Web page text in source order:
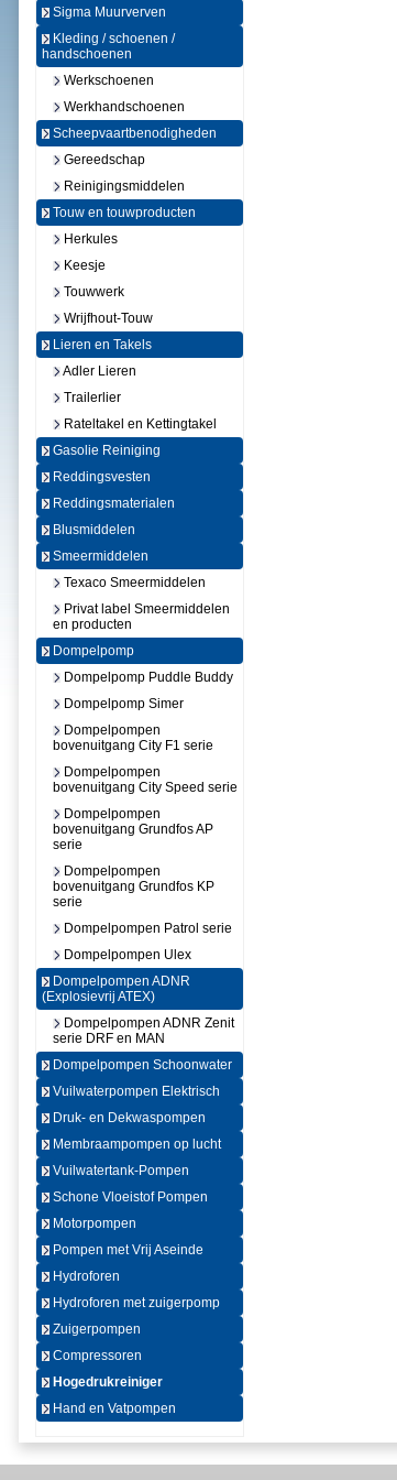
Sigma Muurverven
Kleding / schoenen /
handschoenen
Werkschoenen
Werkhandschoenen
Scheepvaartbenodigheden
Gereedschap
Reinigingsmiddelen
Touw en touwproducten
Herkules
Keesje
Touwwerk
Wrijfhout-Touw
Lieren en Takels
Adler Lieren
Trailerlier
Rateltakel en Kettingtakel
Gasolie Reiniging
Reddingsvesten
Reddingsmaterialen
Blusmiddelen
Smeermiddelen
Texaco Smeermiddelen
Privat label Smeermiddelen
en producten
Dompelpomp
Dompelpomp Puddle Buddy
Dompelpomp Simer
Dompelpompen
bovenuitgang City F1 serie
Dompelpompen
bovenuitgang City Speed serie
Dompelpompen
bovenuitgang Grundfos AP
serie
Dompelpompen
bovenuitgang Grundfos KP
serie
Dompelpompen Patrol serie
Dompelpompen Ulex
Dompelpompen ADNR
(Explosievrij ATEX)
Dompelpompen ADNR Zenit
serie DRF en MAN
Dompelpompen Schoonwater
Vuilwaterpompen Elektrisch
Druk- en Dekwaspompen
Membraampompen op lucht
Vuilwatertank-Pompen
Schone Vloeistof Pompen
Motorpompen
Pompen met Vrij Aseinde
Hydroforen
Hydroforen met zuigerpomp
Zuigerpompen
Compressoren
Hogedrukreiniger
Hand en Vatpompen